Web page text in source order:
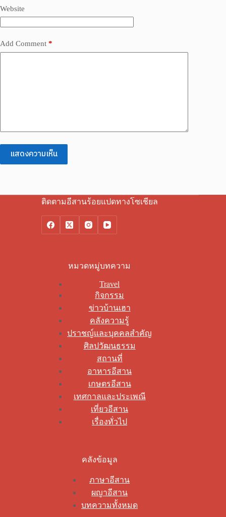
Website
Add Comment *
แสดงความเห็น
ติดตามอีสานร้อยแปดทางโซเชียล
หมวดหมู่บทความ
Travel
กิจกรรม
ข่าวบ้านเฮา
คลังความรู้
ปราชญ์และบุคคลสำคัญ
ศิลปวัฒนธรรม
สถานที่
อาหารอีสาน
เกษตรอีสาน
เทศกาลและประเพณี
เที่ยวอีสาน
เรื่องทั่วไป
คลังข้อมูล
ภาษาอีสาน
ผญาอีสาน
บทความทั้งหมด